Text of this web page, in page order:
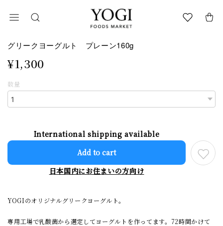
グリークヨーグルト プレーン160g
¥1,300
数量
International shipping available
Add to cart
日本国内にお住まいの方向け
YOGIのオリジナルグリークヨーグルト。
専用工場で乳酸菌から選定してヨーグルトを作ってます。72時間かけて